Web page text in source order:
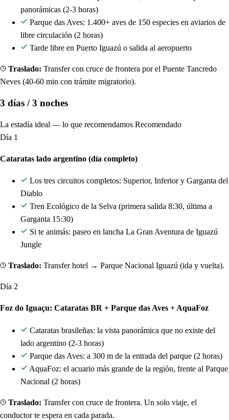
panorámicas (2-3 horas)
Parque das Aves: 1.400+ aves de 150 especies en aviarios de
libre circulación (2 horas)
Tarde libre en Puerto Iguazú o salida al aeropuerto
Traslado: Transfer con cruce de frontera por el Puente Tancredo
Neves (40-60 min con trámite migratorio).
3 días / 3 noches
La estadía ideal — lo que recomendamos Recomendado
Día 1
Cataratas lado argentino (día completo)
Los tres circuitos completos: Superior, Inferior y Garganta del
Diablo
Tren Ecológico de la Selva (primera salida 8:30, última a
Garganta 15:30)
Si te animás: paseo en lancha La Gran Aventura de Iguazú
Jungle
Traslado: Transfer hotel → Parque Nacional Iguazú (ida y vuelta).
Día 2
Foz do Iguaçu: Cataratas BR + Parque das Aves + AquaFoz
Cataratas brasileñas: la vista panorámica que no existe del
lado argentino (2-3 horas)
Parque das Aves: a 300 m de la entrada del parque (2 horas)
AquaFoz: el acuario más grande de la región, frente al Parque
Nacional (2 horas)
Traslado: Transfer con cruce de frontera. Un solo viaje, el
conductor te espera en cada parada.